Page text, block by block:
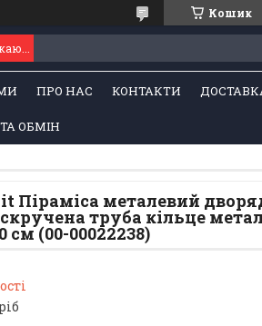
Кошик
ПРО НАС КОНТАКТИ
ОБМІН
Піраміса металевий
труба кільце
см (00-00022238)